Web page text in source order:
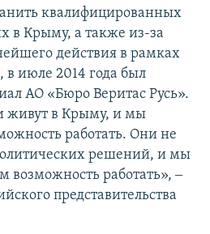
квалифицированных
в Крыму, а также из-за
действия в рамках
в июле 2014 года был
АО «Бюро Веритас Русь».
живут в Крыму, и мы
работать. Они не
решений, и мы
возможность работать», ‒
представительства